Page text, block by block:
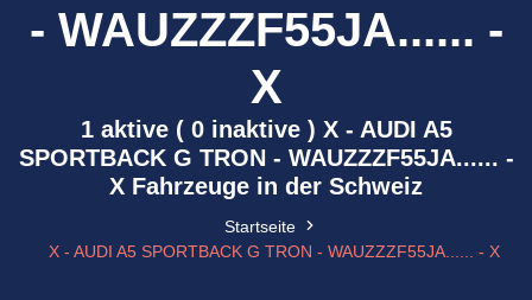
- WAUZZZF55JA...... -
X
1 aktive ( 0 inaktive ) X - AUDI A5
SPORTBACK G TRON - WAUZZZF55JA...... -
X Fahrzeuge in der Schweiz
Startseite
X - AUDI A5 SPORTBACK G TRON - WAUZZZF55JA...... - X